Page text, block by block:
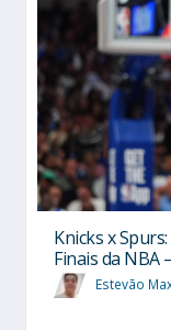
Knicks x
Finais da NBA
Estevão